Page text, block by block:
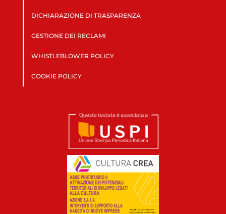
DICHIARAZIONE DI TRASPARENZA
GESTIONE DEI RECLAMI
WHISTLEBLOWER POLICY
COOKIE POLICY